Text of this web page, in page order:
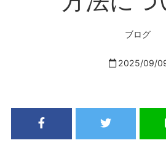
ブログ
2025/09/